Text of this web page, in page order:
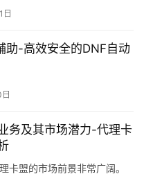
助-高效安全的DNF自动
务及其市场潜力-代理卡
卡盟的市场前景非常广阔。